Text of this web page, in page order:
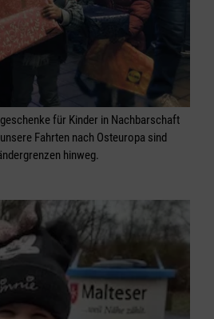
für Kinder in Nachbarschaft
Fahrten nach Osteuropa sind
hinweg.